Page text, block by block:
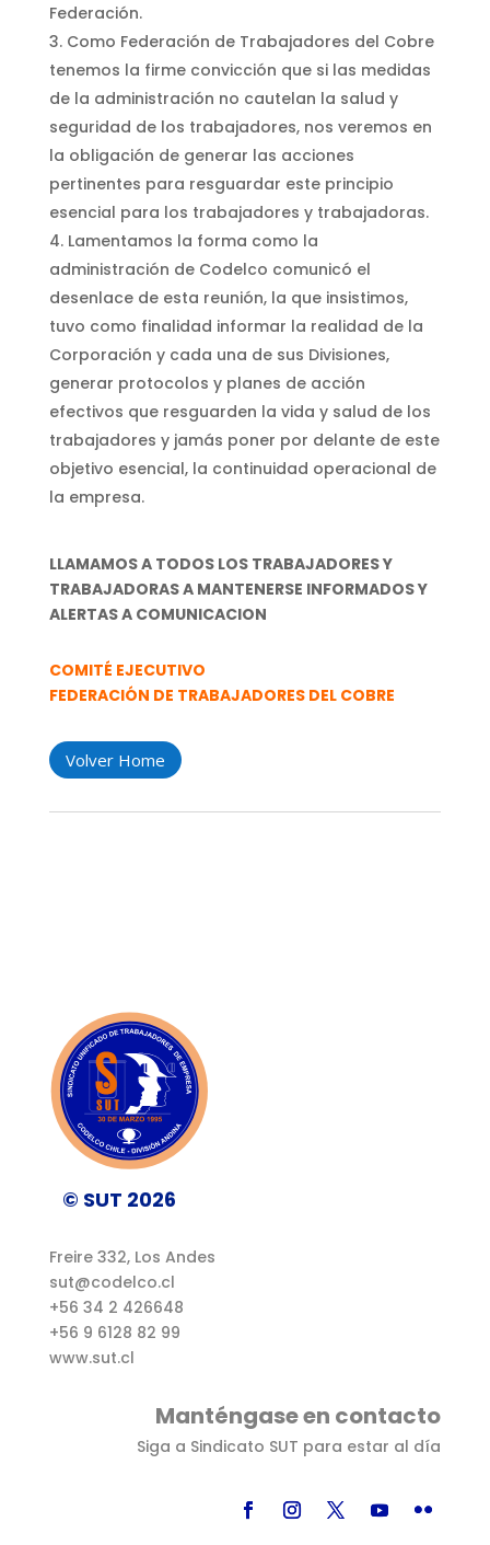
Federación.
Como Federación de Trabajadores del Cobre
tenemos la firme convicción que si las medidas
de la administración no cautelan la salud y
seguridad de los trabajadores, nos veremos en
la obligación de generar las acciones
pertinentes para resguardar este principio
esencial para los trabajadores y trabajadoras.
Lamentamos la forma como la
administración de Codelco comunicó el
desenlace de esta reunión, la que insistimos,
tuvo como finalidad informar la realidad de la
Corporación y cada una de sus Divisiones,
generar protocolos y planes de acción
efectivos que resguarden la vida y salud de los
trabajadores y jamás poner por delante de este
objetivo esencial, la continuidad operacional de
la empresa.
LLAMAMOS A TODOS LOS TRABAJADORES Y
TRABAJADORAS A MANTENERSE INFORMADOS Y
ALERTAS A COMUNICACION
COMITÉ EJECUTIVO
FEDERACIÓN DE TRABAJADORES DEL COBRE
Volver Home
© SUT 2026
Freire 332, Los Andes
sut@codelco.cl
+56 34 2 426648
+56 9 6128 82 99
www.sut.cl
Manténgase en contacto
Siga a Sindicato SUT para estar al día